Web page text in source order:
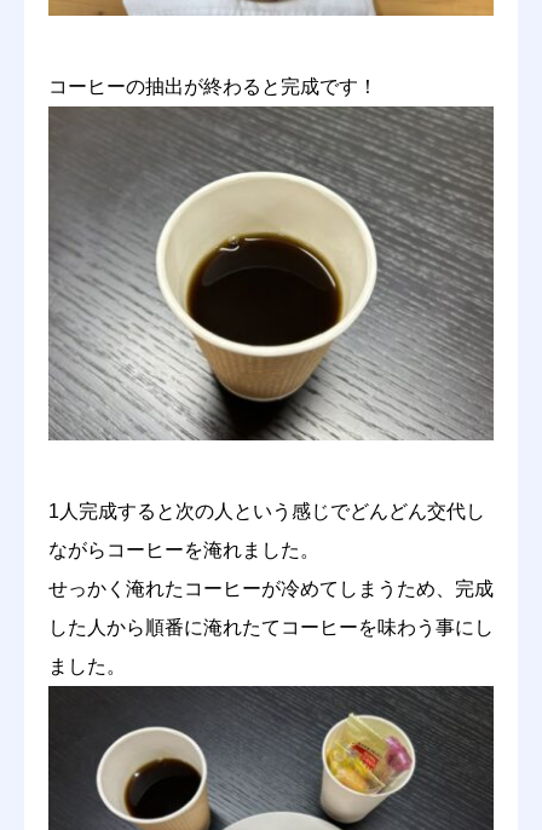
コーヒーの抽出が終わると完成です！
1人完成すると次の人という感じでどんどん交代し
ながらコーヒーを淹れました。
せっかく淹れたコーヒーが冷めてしまうため、完成
した人から順番に淹れたてコーヒーを味わう事にし
ました。